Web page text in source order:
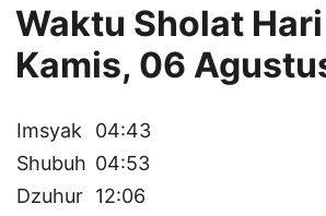
Waktu Sholat
Kamis, 06
Imsyak
04:43
Shubuh 04:53
Dzuhur 12:06